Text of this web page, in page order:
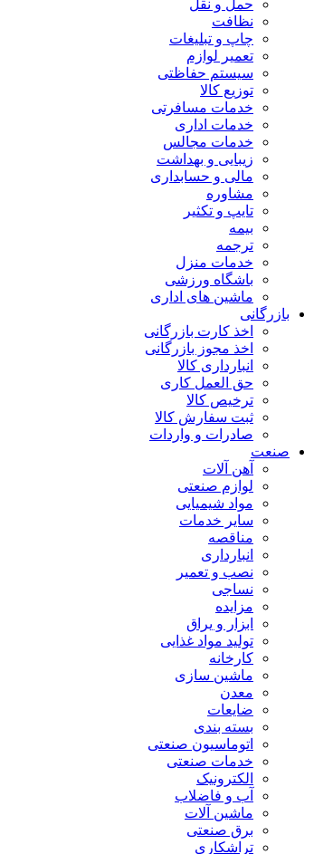
حمل و نقل
نظافت
چاپ و تبلیغات
تعمیر لوازم
سیستم حفاظتی
توزیع کالا
خدمات مسافرتی
خدمات اداری
خدمات مجالس
زیبایی و بهداشت
مالی و حسابداری
مشاوره
تایپ و تکثیر
بیمه
ترجمه
خدمات منزل
باشگاه ورزشی
ماشین های اداری
بازرگانی
اخذ کارت بازرگانی
اخذ مجوز بازرگانی
انبارداری کالا
حق العمل کاری
ترخیص کالا
ثبت سفارش کالا
صادرات و واردات
صنعت
آهن آلات
لوازم صنعتی
مواد شیمیایی
سایر خدمات
مناقصه
انبارداری
نصب و تعمیر
نساجی
مزایده
ابزار و یراق
تولید مواد غذایی
کارخانه
ماشین سازی
معدن
ضایعات
بسته بندی
اتوماسیون صنعتی
خدمات صنعتی
الکترونیک
آب و فاضلاب
ماشین آلات
برق صنعتی
تراشکاری